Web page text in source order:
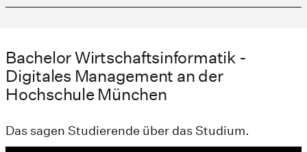
Bachelor Wirtschaftsinformatik -
Digitales Management an der
Hochschule München
Das sagen Studierende über das Studium.